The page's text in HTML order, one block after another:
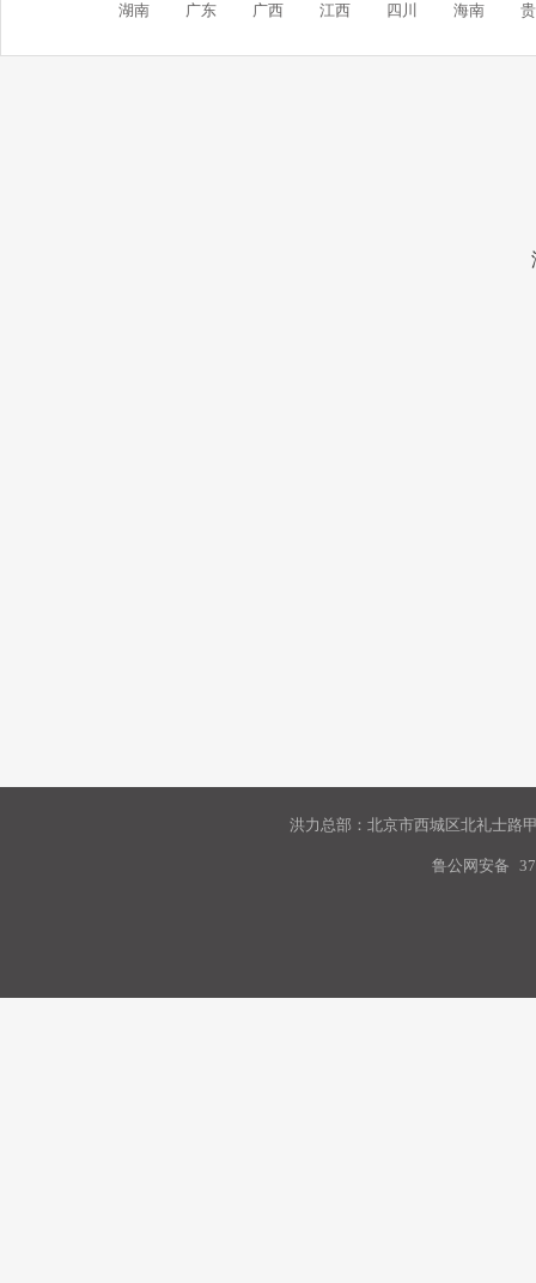
湖南 广东 广西 江西 四川 海南
洪力总部：北京市西城区北礼士路
鲁公网安备